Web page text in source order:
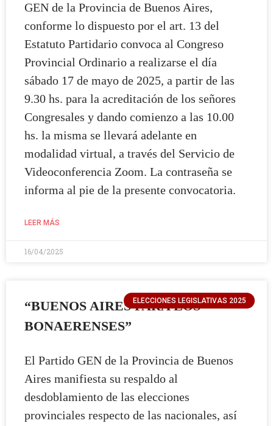
GEN de la Provincia de Buenos Aires,
conforme lo dispuesto por el art. 13 del
Estatuto Partidario convoca al Congreso
Provincial Ordinario a realizarse el día
sábado 17 de mayo de 2025, a partir de las
9.30 hs. para la acreditación de los señores
Congresales y dando comienzo a las 10.00
hs. la misma se llevará adelante en
modalidad virtual, a través del Servicio de
Videoconferencia Zoom. La contraseña se
informa al pie de la presente convocatoria.
LEER MÁS
16/04/2025
ELECCIONES LEGISLATIVAS 2025
“BUENOS AIRES PARA LOS
BONAERENSES”
El Partido GEN de la Provincia de Buenos
Aires manifiesta su respaldo al
desdoblamiento de las elecciones
provinciales respecto de las nacionales, así